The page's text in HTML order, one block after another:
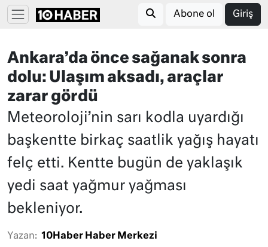
Abone ol Giriş
Ankara’da önce sağanak sonra
dolu: Ulaşım aksadı, araçlar
zarar gördü
Meteoroloji’nin sarı kodla uyardığı
başkentte birkaç saatlik yağış hayatı
felç etti. Kentte bugün de yaklaşık
yedi saat yağmur yağması
bekleniyor.
Yazan: 10Haber Haber Merkezi